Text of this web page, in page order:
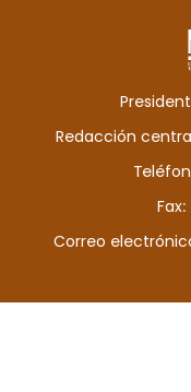
Redacción
Correo